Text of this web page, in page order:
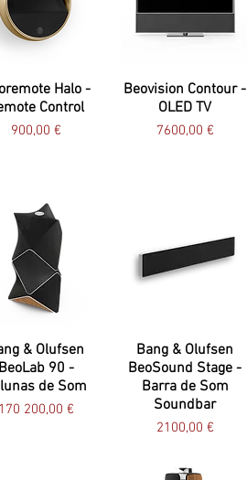
Halo -
Control
Preço
900,00 €
Beovision Contour -
OLED TV
Preço
7600,00 €
& Olufsen
BeoLab 90 -
de Som
Preço
170 200,00 €
Bang & Olufsen
BeoSound Stage -
Barra de Som
Soundbar
Preço
2100,00 €